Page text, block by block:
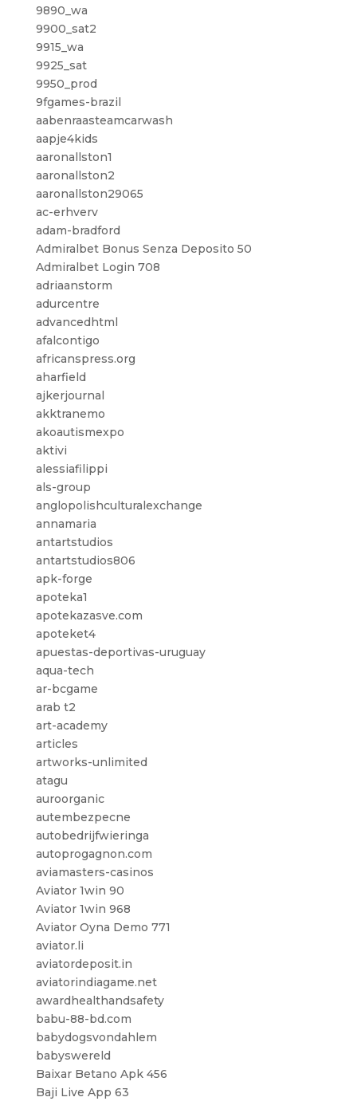
9890_wa
9900_sat2
9915_wa
9925_sat
9950_prod
9fgames-brazil
aabenraasteamcarwash
aapje4kids
aaronallston1
aaronallston2
aaronallston29065
ac-erhverv
adam-bradford
Admiralbet Bonus Senza Deposito 50
Admiralbet Login 708
adriaanstorm
adurcentre
advancedhtml
afalcontigo
africanspress.org
aharfield
ajkerjournal
akktranemo
akoautismexpo
aktivi
alessiafilippi
als-group
anglopolishculturalexchange
annamaria
antartstudios
antartstudios806
apk-forge
apoteka1
apotekazasve.com
apoteket4
apuestas-deportivas-uruguay
aqua-tech
ar-bcgame
arab t2
art-academy
articles
artworks-unlimited
atagu
auroorganic
autembezpecne
autobedrijfwieringa
autoprogagnon.com
aviamasters-casinos
Aviator 1win 90
Aviator 1win 968
Aviator Oyna Demo 771
aviator.li
aviatordeposit.in
aviatorindiagame.net
awardhealthandsafety
babu-88-bd.com
babydogsvondahlem
babyswereld
Baixar Betano Apk 456
Baji Live App 63